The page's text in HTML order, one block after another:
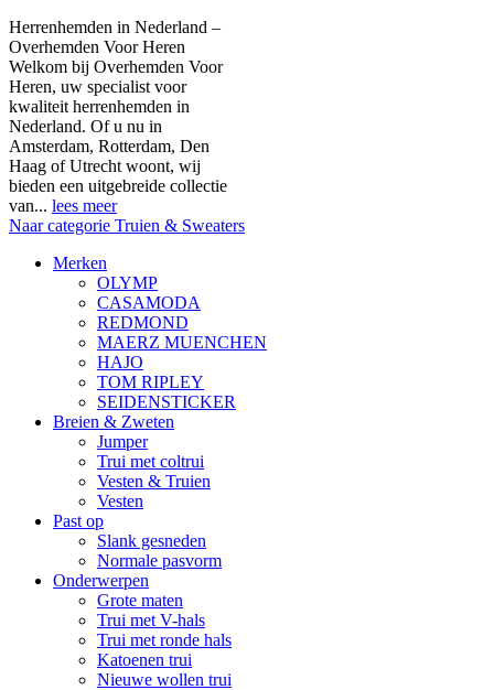
Herrenhemden in Nederland –
Overhemden Voor Heren
Welkom bij Overhemden Voor
Heren, uw specialist voor
kwaliteit herrenhemden in
Nederland. Of u nu in
Amsterdam, Rotterdam, Den
Haag of Utrecht woont, wij
bieden een uitgebreide collectie
van... lees meer
Naar categorie Truien & Sweaters
Merken
OLYMP
CASAMODA
REDMOND
MAERZ MUENCHEN
HAJO
TOM RIPLEY
SEIDENSTICKER
Breien & Zweten
Jumper
Trui met coltrui
Vesten & Truien
Vesten
Past op
Slank gesneden
Normale pasvorm
Onderwerpen
Grote maten
Trui met V-hals
Trui met ronde hals
Katoenen trui
Nieuwe wollen trui